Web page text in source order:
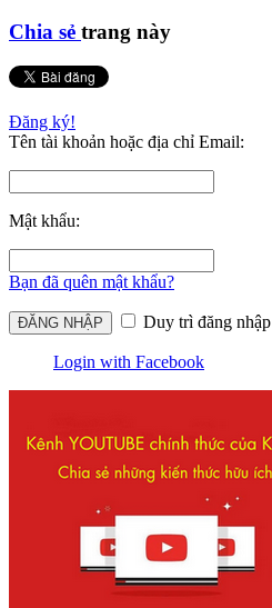
Chia sẻ trang này
Đăng ký!
Tên tài khoản hoặc địa chỉ Email:
Mật khẩu:
Bạn đã quên mật khẩu?
Duy trì đăng nhập
Login with Facebook